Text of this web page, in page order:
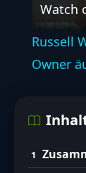
Watch
Russell
Owner